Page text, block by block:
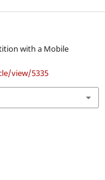
with a Mobile
view/5335